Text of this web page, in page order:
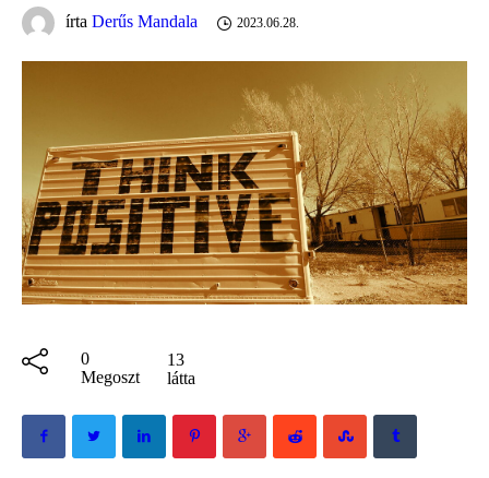
írta Derűs Mandala 2023.06.28.
0
Megoszt
13
látta